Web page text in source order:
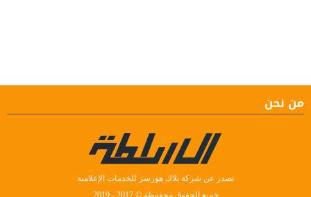
من نحن
تصدر عن شركة بلاك هورسز للخدمات الإعلامية
جميع الحقوق محفوظة © 2017 - 2019